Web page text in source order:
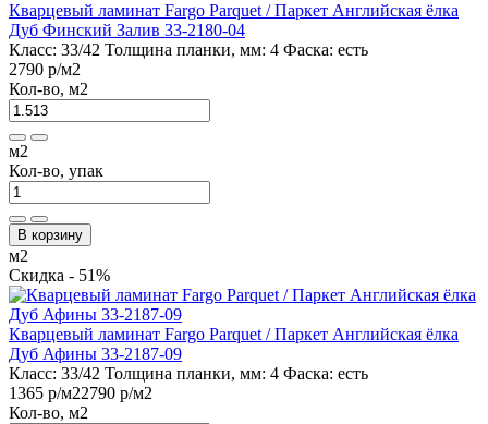
Кварцевый ламинат Fargo Parquet / Паркет Английская ёлка
Дуб Финский Залив 33-2180-04
Класс: 33/42 Толщина планки, мм: 4 Фаска: есть
2790 р/м2
Кол-во, м2
м2
Кол-во, упак
В корзину
м2
Скидка - 51%
Кварцевый ламинат Fargo Parquet / Паркет Английская ёлка
Дуб Афины 33-2187-09
Класс: 33/42 Толщина планки, мм: 4 Фаска: есть
1365 р/м22790 р/м2
Кол-во, м2